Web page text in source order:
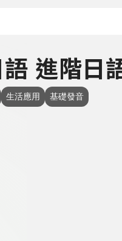
進階日
生活應用 基礎發音